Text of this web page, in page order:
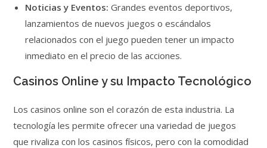
Noticias y Eventos: Grandes eventos deportivos,
lanzamientos de nuevos juegos o escándalos
relacionados con el juego pueden tener un impacto
inmediato en el precio de las acciones.
Casinos Online y su Impacto Tecnológico
Los casinos online son el corazón de esta industria. La
tecnología les permite ofrecer una variedad de juegos
que rivaliza con los casinos físicos, pero con la comodidad